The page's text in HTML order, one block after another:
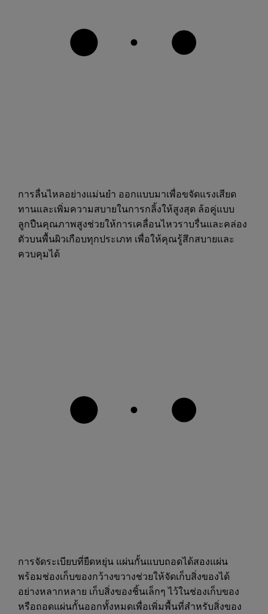
การลื่นไหลอย่างแม่นยำ ออกแบบมาเพื่อขจัดแรงเสียด
ทานและเพิ่มความสบายในการกลิ้งให้สูงสุด ล้อคู่แบบ
ลูกปืนคุณภาพสูงช่วยให้การเคลื่อนไหวราบรื่นและคล่อง
ตัวบนพื้นผิวเกือบทุกประเภท เพื่อให้คุณรู้สึกสบายและ
ควบคุมได้
การจัดระเบียบที่ยืดหยุ่น แผ่นกั้นแบบถอดได้สองแผ่น
พร้อมช่องเก็บของกว้างขวางช่วยให้จัดเก็บสิ่งของได้
อย่างหลากหลาย เก็บสิ่งของชิ้นเล็กๆ ไว้ในช่องเก็บของ
หรือถอดแผ่นกั้นออกทั้งหมดเพื่อเพิ่มพื้นที่สำหรับสิ่งของ